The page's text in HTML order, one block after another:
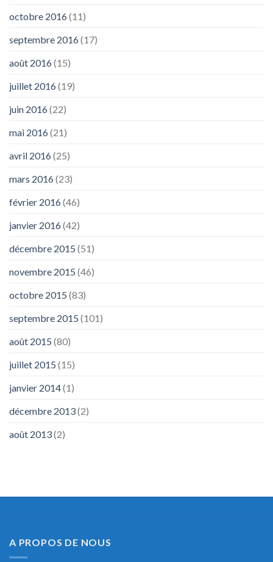
octobre 2016(11)
septembre 2016(17)
août 2016(15)
juillet 2016(19)
juin 2016(22)
mai 2016(21)
avril 2016(25)
mars 2016(23)
février 2016(46)
janvier 2016(42)
décembre 2015 (51)
novembre 2015 (46)
octobre 2015 (83)
septembre 2015 (101)
août 2015 (80)
juillet 2015 (15)
janvier 2014(1)
décembre 2013(2)
août 2013(2)
A PROPOS DE NOUS